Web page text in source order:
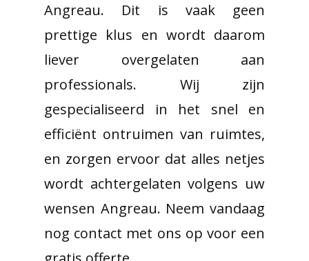
Angreau. Dit is vaak geen
prettige klus en wordt daarom
liever overgelaten aan
professionals. Wij zijn
gespecialiseerd in het snel en
efficiënt ontruimen van ruimtes,
en zorgen ervoor dat alles netjes
wordt achtergelaten volgens uw
wensen Angreau. Neem vandaag
nog contact met ons op voor een